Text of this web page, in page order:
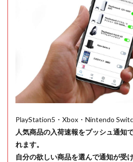
PlayStation5・Xbox・Nintendo
人気商品の入荷速報をプッシュ通知
れます。
自分の欲しい商品を選んで通知が受